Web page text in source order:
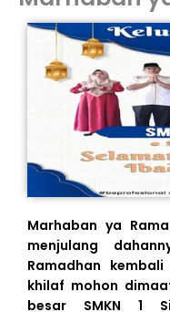
Marhaban ya
menjulang
Ramadhan
khilaf mohon
besar SMKN 1